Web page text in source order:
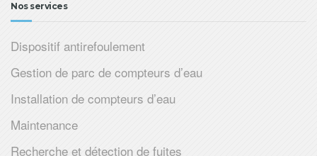
Nos services
Dispositif antirefoulement
Gestion de parc de compteurs d’eau
Installation de compteurs d’eau
Maintenance
Recherche et détection de fuites